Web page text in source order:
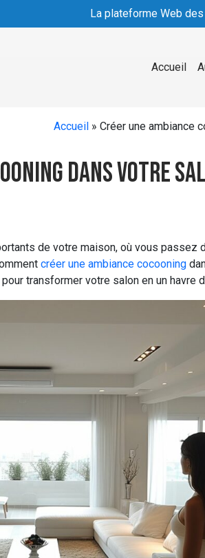
La plateforme Web
Accueil
Accueil » Créer une ambiance
dans votre
de votre maison, où vous
créer une ambiance cocooning
transformer votre salon en un havre